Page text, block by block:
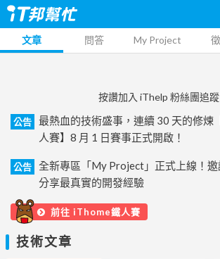
文章 問答 My Project
按讚加入 iThelp 粉絲團追蹤
公告
最熱血的技術盛事，連續 30 天的修煉
人賽】8 月 1 日賽事正式開啟！
公告
全新專區「My Project」正式上線！邀
分享最真實的開發經驗
前往 iThome鐵人賽
技術文章